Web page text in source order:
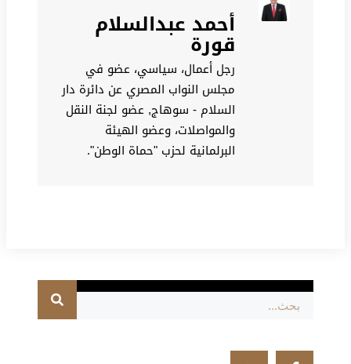
أحمد عبدالسلام
قورة
رجل أعمال، سياسي، عضو في
مجلس النواب المصري عن دائرة دار
السلام - سوهاج, عضو لجنة النقل
والمواصلات، وعضو الهيئة
البرلمانية لحزب "حماة الوطن".